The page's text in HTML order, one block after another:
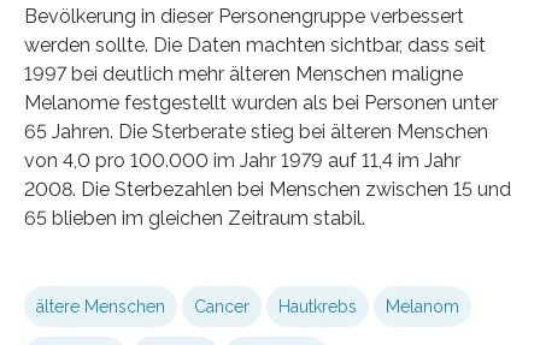
Bevölkerung in dieser Personengruppe verbessert
werden sollte. Die Daten machten sichtbar, dass seit
1997 bei deutlich mehr älteren Menschen maligne
Melanome festgestellt wurden als bei Personen unter
65 Jahren. Die Sterberate stieg bei älteren Menschen
von 4,0 pro 100.000 im Jahr 1979 auf 11,4 im Jahr
2008. Die Sterbezahlen bei Menschen zwischen 15 und
65 blieben im gleichen Zeitraum stabil.
ältere Menschen Cancer Hautkrebs Melanom